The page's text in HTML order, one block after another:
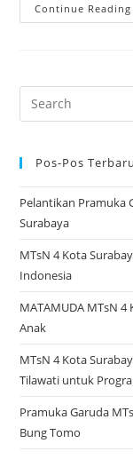
Continue Reading
Search
for:
Pos-Pos Terbaru
Pelantikan Pramuka
Surabaya
MTsN 4 Kota
Indonesia
MATAMUDA MTsN
Anak
MTsN 4 Kota
Tilawati untuk
Pramuka Garuda
Bung Tomo